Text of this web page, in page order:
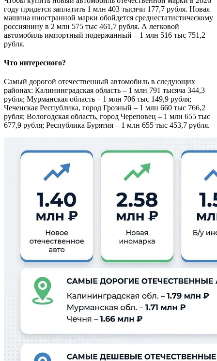
году придется заплатить 1 млн 403 тысячи 177,7 рубля. Новая
машина иностранной марки обойдется среднестатистическому
россиянину в 2 млн 575 тыс 461,7 рубля. А легковой
автомобиль импортный подержанный – 1 млн 516 тыс 751,2
рубля.
Что интересного?
Самый дорогой отечественный автомобиль в следующих
районах: Калининградская область – 1 млн 791 тысяча 344,3
рубля; Мурманская область – 1 млн 706 тыс 149,9 рубля;
Чеченская Республика, город Грозный – 1 млн 660 тыс 766,2
рубля; Вологодская область, город Череповец – 1 млн 655 тыс
677,9 рубля; Республика Бурятия – 1 млн 655 тыс 453,7 рубля.